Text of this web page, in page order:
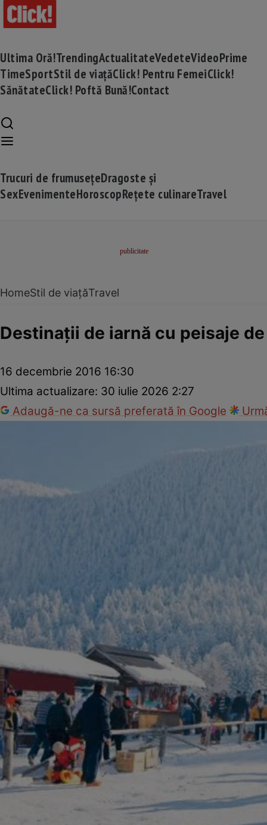
Ultima Oră!TrendingActualitateVedeteVideoPrime
TimeSportStil de viațăClick! Pentru FemeiClick!
SănătateClick! Poftă Bună!Contact
Trucuri de frumusețeDragoste și
SexEvenimenteHoroscopRețete culinareTravel
HomeStil de viațăTravel
Destinaţii de iarnă cu peisaje
16 decembrie 2016 16:30
Ultima actualizare: 30 iulie 2026 2:27
Adaugă-ne ca sursă preferată în Google